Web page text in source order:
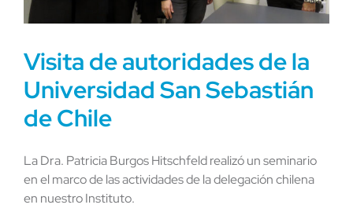
Visita de autoridades de la
Universidad San Sebastián
de Chile
La Dra. Patricia Burgos Hitschfeld realizó un seminario
en el marco de las actividades de la delegación chilena
en nuestro Instituto.